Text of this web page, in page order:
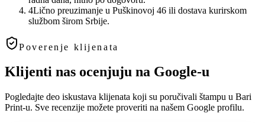
4Lično preuzimanje u Puškinovoj 46 ili dostava kurirskom
službom širom Srbije.
Poverenje klijenata
Klijenti nas ocenjuju na Google-u
Pogledajte deo iskustava klijenata koji su poručivali štampu u Bari
Print-u. Sve recenzije možete proveriti na našem Google profilu.